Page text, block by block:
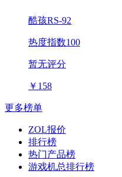
酷孩RS-92
热度指数100
暂无评分
￥ 158
更多榜单
ZOL报价
排行榜
热门产品榜
游戏机总排行榜